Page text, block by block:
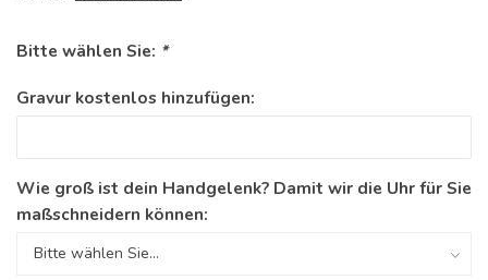
Bitte wählen Sie: *
Gravur kostenlos hinzufügen:
Wie groß ist dein Handgelenk? Damit wir die Uhr für Sie
maßschneidern können: